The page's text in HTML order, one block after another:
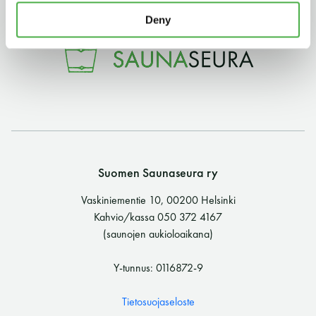
Deny
3kk kortti - M / N
275€ / 115€
Suomen Saunaseura ry
Vaskiniementie 10, 00200 Helsinki
(saunojen aukioloaikana)
Suomen Saunaseura ry
Vaskiniementie 10, 00200 Helsinki
Kahvio/kassa 050 372 4167
(saunojen aukioloaikana)
Y-tunnus: 0116872-9
Tietosuojaseloste